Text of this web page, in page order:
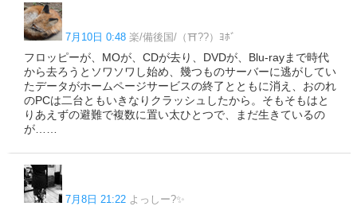
7月10日 0:48 楽/備後国/（⛩️??）ﾖﾎﾞ
フロッピーが、MOが、CDが去り、DVDが、Blu-rayまで時代
から去ろうとソワソワし始め、幾つものサーバーに逃がしてい
たデータがホームページサービスの終了とともに消え、おのれ
のPCは二台ともいきなりクラッシュしたから。そもそもはと
りあえずの避難で複数に置い太ひとつで、まだ生きているの
が……
7月8日 21:22 よっしー?✨